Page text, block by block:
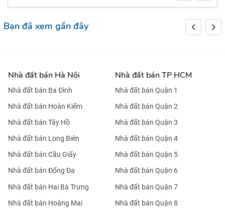
Bạn đã xem gần đây
Nhà đất bán Hà Nội
Nhà đất bán Ba Đình
Nhà đất bán Hoàn Kiếm
Nhà đất bán Tây Hồ
Nhà đất bán Long Biên
Nhà đất bán Cầu Giấy
Nhà đất bán Đống Đa
Nhà đất bán Hai Bà Trưng
Nhà đất bán Hoàng Mai
Nhà đất bán TP HCM
Nhà đất bán Quận 1
Nhà đất bán Quận 2
Nhà đất bán Quận 3
Nhà đất bán Quận 4
Nhà đất bán Quận 5
Nhà đất bán Quận 6
Nhà đất bán Quận 7
Nhà đất bán Quận 8